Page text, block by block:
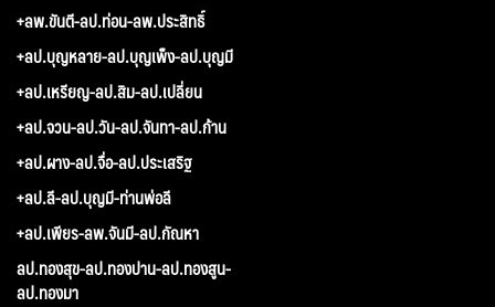
+ลพ.ขันตี-ลป.ท่อน-ลพ.ประสิทธิ์
+ลป.บุญหลาย-ลป.บุญเพ็ง-ลป.บุญมี
+ลป.เหรียญ-ลป.สิม-ลป.เปลี่ยน
+ลป.จวน-ลป.วัน-ลป.จันทา-ลป.ก้าน
+ลป.ผาง-ลป.จื่อ-ลป.ประเสริฐ
+ลป.ลี-ลป.บุญมี-ท่านพ่อลี
+ลป.เพียร-ลพ.จันมี-ลป.กัณหา
ลป.ทองสุข-ลป.ทองปาน-ลป.ทองสูน-
ลป.ทองมา